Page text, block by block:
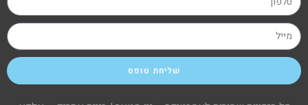
שליחת טופס